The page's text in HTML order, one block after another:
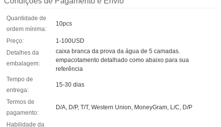
Quantidade de
ordem mínima:
10pcs
Preço:
1-100USD
Detalhes da
embalagem:
caixa branca da prova da água de 5 camadas.
empacotamento detalhado como abaixo para sua
referência
Tempo de
entrega:
15-30 dias
Termos de
pagamento:
D/A, D/P, T/T, Western Union, MoneyGram, L/C, D/P
Habilidade da